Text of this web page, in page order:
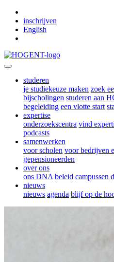
inschrijven
English
studeren
je studiekeuze maken zoek
bijscholingen studeren aan
begeleiding een vlotte start
expertise
onderzoekscentra vind
podcasts
samenwerken
voor scholen voor bedrijven
gepensioneerden
over ons
ons DNA beleid campussen
nieuws
nieuws agenda blijf op de